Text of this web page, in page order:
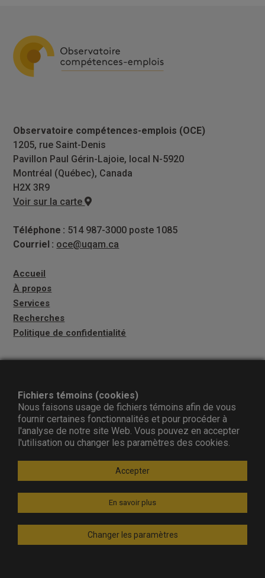
Observatoire compétences-emplois (OCE)
1205, rue Saint-Denis
Pavillon Paul Gérin-Lajoie, local N-5920
Montréal (Québec), Canada
H2X 3R9
Voir sur la carte
Téléphone : 514 987-3000 poste 1085
Courriel : oce@uqam.ca
Accueil
À propos
Services
Recherches
Politique de confidentialité
Suivez-nous
Observatoire compétences‑emplois (OCE).
Fichiers témoins (cookies)
Nous faisons usage de fichiers témoins afin de vous
fournir certaines fonctionnalités et pour procéder à
l'analyse de notre site Web. Vous pouvez en accepter
l'utilisation ou changer les paramètres des cookies.
Accepter
En savoir plus
Changer les paramètres